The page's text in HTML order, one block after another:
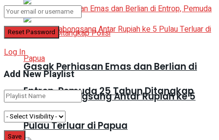
Gasak Perhiasan Emas dan Berlian di
Entrop, Pemuda 25 Tahun Ditangkap
Polisi
KRI Matabongsang Antar Rupiah ke 5
Pulau Terluar di Papua
Log In
Add New Playlist